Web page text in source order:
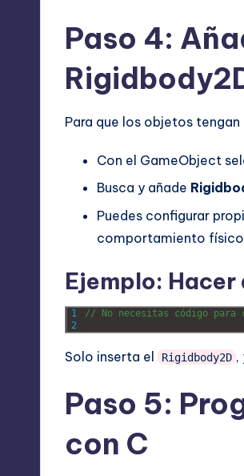
Paso 4:
Para que los objetos
Con el GameObject
Busca y añade
Puedes configurar
comportamiento
Ejemplo:
1
2
// No necesitas código para
Solo inserta el Rigidbody2D ,
Paso 5:
con C